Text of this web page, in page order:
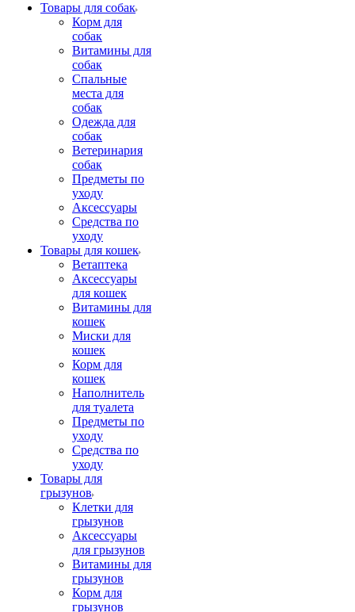
Товары для собак
Корм для
собак
Витамины для
собак
Спальные
места для
собак
Одежда для
собак
Ветеринария
собак
Предметы по
уходу
Аксессуары
Средства по
уходу
Товары для кошек
Ветаптека
Аксессуары
для кошек
Витамины для
кошек
Миски для
кошек
Корм для
кошек
Наполнитель
для туалета
Предметы по
уходу
Средства по
уходу
Товары для
грызунов
Клетки для
грызунов
Аксессуары
для грызунов
Витамины для
грызунов
Корм для
грызунов